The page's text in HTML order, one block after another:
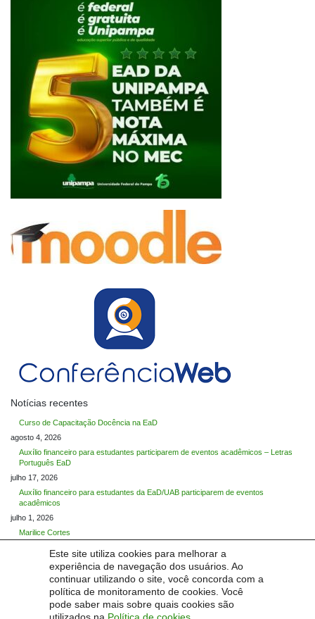
Este site utiliza cookies para melhorar a
experiência de navegação dos usuários. Ao
continuar utilizando o site, você concorda com a
política de monitoramento de cookies. Você
pode saber mais sobre quais cookies são
Notícias recentes
Curso de Capacitação Docência na EaD
agosto 4, 2026
Auxílio financeiro para estudantes participarem de eventos acadêmicos – Letras
Português EaD
julho 17, 2026
Auxílio financeiro para estudantes da EaD/UAB participarem de eventos
acadêmicos
julho 1, 2026
Marilice Cortes
Maria Cristina Graeff Wernz
maio 27, 2026
Categorias